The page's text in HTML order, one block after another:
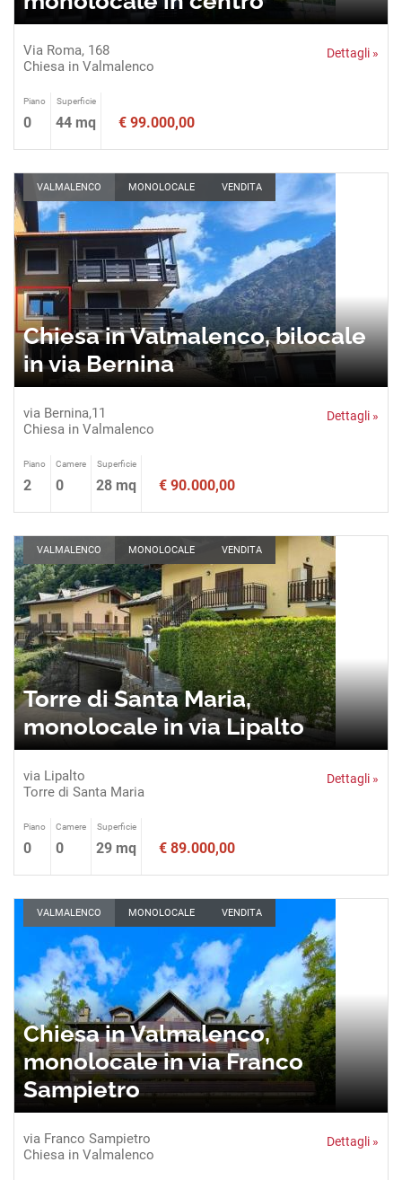
Via Roma, 168
Chiesa in Valmalenco
Dettagli »
Piano
0
Superficie
44 mq € 99.000,00
VALMALENCO MONOLOCALE VENDITA
Chiesa in Valmalenco, bilocale
in via Bernina
via Bernina,11
Chiesa in Valmalenco
Dettagli »
Piano
2
Camere
0
Superficie
28 mq € 90.000,00
VALMALENCO MONOLOCALE VENDITA
Torre di Santa Maria,
monolocale in via Lipalto
via Lipalto
Torre di Santa Maria
Dettagli »
Piano
0
Camere
0
Superficie
29 mq € 89.000,00
VALMALENCO MONOLOCALE VENDITA
Chiesa in Valmalenco,
monolocale in via Franco
Sampietro
via Franco Sampietro
Chiesa in Valmalenco
Dettagli »